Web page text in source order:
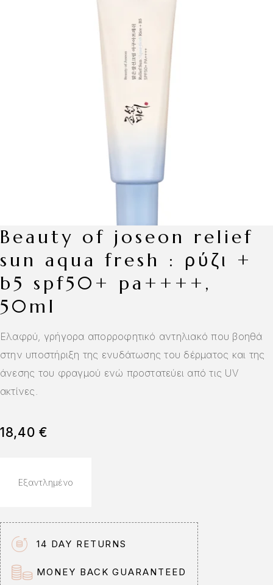
beauty of joseon relief
sun aqua fresh : ρύζι +
b5 spf50+ pa++++,
50ml
Ελαφρύ, γρήγορα απορροφητικό αντηλιακό που βοηθά
στην υποστήριξη της ενυδάτωσης του δέρματος και της
άνεσης του φραγμού ενώ προστατεύει από τις UV
ακτίνες.
18,40 €
Εξαντλημένο
14 DAY RETURNS
MONEY BACK GUARANTEED